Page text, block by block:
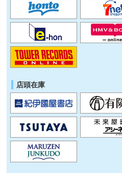
店頭在庫